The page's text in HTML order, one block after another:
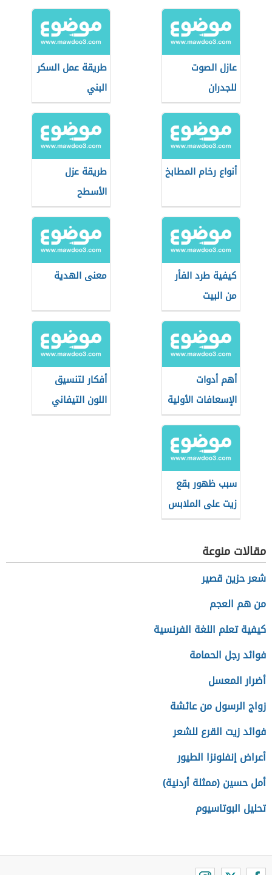
الملابس
عازل الصوت
للجدران
طريقة عمل السكر
البني
أنواع رخام المطابخ
طريقة عزل
الأسطح
كيفية طرد الفأر
من البيت
معنى الهدية
أهم أدوات
الإسعافات الأولية
في المنزل
أفكار لتنسيق
اللون التيفاني
في الأثاث
سبب ظهور بقع
زيت على الملابس
بعد الغسيل
مقالات منوعة
شعر حزين قصير
من هم العجم
كيفية تعلم اللغة الفرنسية
فوائد رجل الحمامة
أضرار المعسل
زواج الرسول من عائشة
فوائد زيت القرع للشعر
أعراض إنفلونزا الطيور
أمل حسين (ممثلة أردنية)
تحليل البوتاسيوم